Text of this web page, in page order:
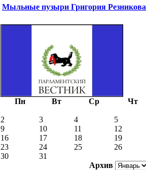
Мыльные пузыри Григория Резникова
Пн Вт Ср Чт
2
3 4 5
9
10 11 12
16
17 18 19
23
24 25 26
30
31
Архив